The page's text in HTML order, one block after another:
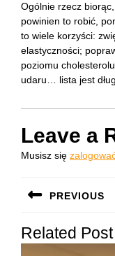
Ogólnie rzecz
powinien to robić,
to wiele korzyści:
elastyczności;
poziomu
udaru… lista jest
Leave a
Musisz się
wpisuPREVIOUS
post:
Related Post